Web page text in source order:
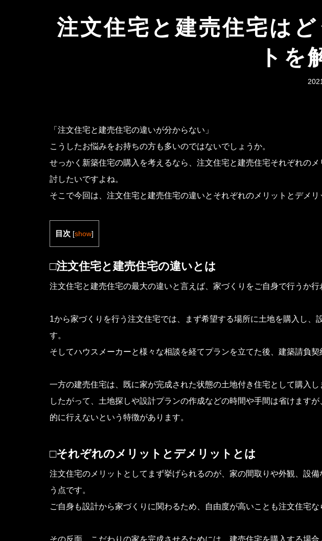
注文住宅と建売住宅は
トを
「注文住宅と建売住宅の違いが分からない」
こうしたお悩みをお持ちの方も多いのではないでしょうか。
せっかく新築住宅の購入を考えるなら、注文住宅と建売住宅それぞれの
討したいですよね。
そこで今回は、注文住宅と建売住宅の違いとそれぞれのメリットとデメリ
目次 [show]
□注文住宅と建売住宅の違いとは
注文住宅と建売住宅の最大の違いと言えば、家づくりをご自身で行うか行
1から家づくりを行う注文住宅では、まず希望する場所に土地を購入し、
す。
そしてハウスメーカーと様々な相談を経てプランを立てた後、建築請負契
一方の建売住宅は、既に家が完成された状態の土地付き住宅として購入し
したがって、土地探しや設計プランの作成などの時間や手間は省けます
的に行えないという特徴があります。
□それぞれのメリットとデメリットとは
注文住宅のメリットとしてまず挙げられるのが、家の間取りや外観、設
う点です。
ご自身も設計から家づくりに関わるため、自由度が高いことも注文住宅な